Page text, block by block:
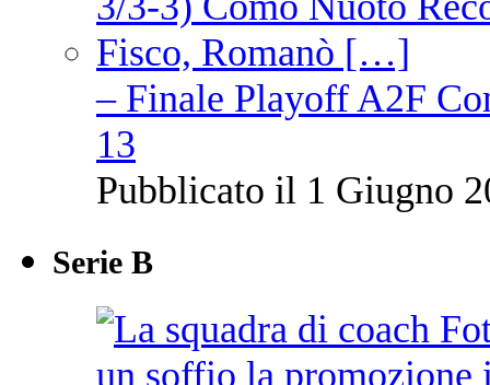
– Finale Playoff A2F
13
Pubblicato il 1 Giugno
Serie B